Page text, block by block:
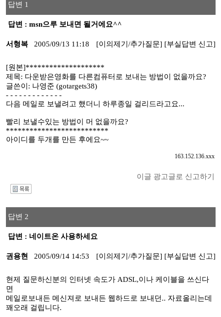
답변 1
답변 : msn으루 보내면 될거에요^^
서형복 2005/09/13 11:18 [이의제기/추가질문] [부실답변 신고]
[원본]********************
제목: 다운받은영화를 다른컴퓨터로 보내는 방법이 없을까요?
글쓴이: 나영준 (gotargets38)
- - - - - - - - - - - - -
다음 메일로 보낼려고 했더니 하루종일 걸리드라고요...
빨리 보낼수있는 방법이 머 없을까요?
**************************
아이디를 두개를 만든 후에요~~
163.152.136.xxx
이글 광고글로 신고하기
답변 2
답변 : 네이트온 사용하세요
권용현 2005/09/14 14:53 [이의제기/추가질문] [부실답변 신고]
현제 질문하신분의 인터넷 속도가 ADSL,이나 케이블을 쓰신다
면
메일로보내든 메신져로 보내든 웹하드로 보내던.. 자료올리는데
꽤오래 걸립니다.